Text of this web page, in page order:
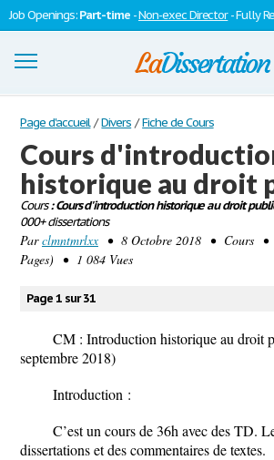
Job Openings:Part-time -Non-exec Director- Fully
Dissertations
S'inscrire
Se connecter
Contactez-nous
Page d'accueil / Divers / Fiche de Cours
Cours
historique au droit
Cours: Cours d'introduction historique au droit
000+ dissertations
Parclmntmrlxx• 8 Octobre 2018 • Cours •
Pages) • 1 084 Vues
Page 1 sur 31
CM : Introduction historique au droit
septembre 2018)
Introduction :
C’est un cours de 36h avec des TD.
dissertations et des commentaires de textes.